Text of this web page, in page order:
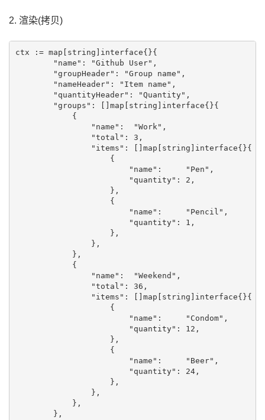
2. 渲染(拷贝)
ctx := map[string]interface{}{
        "name": "Github User",
        "groupHeader": "Group name",
        "nameHeader": "Item name",
        "quantityHeader": "Quantity",
        "groups": []map[string]interface{}{
            {
                "name":  "Work",
                "total": 3,
                "items": []map[string]interface{}{
                    {
                        "name":     "Pen",
                        "quantity": 2,
                    },
                    {
                        "name":     "Pencil",
                        "quantity": 1,
                    },
                },
            },
            {
                "name":  "Weekend",
                "total": 36,
                "items": []map[string]interface{}{
                    {
                        "name":     "Condom",
                        "quantity": 12,
                    },
                    {
                        "name":     "Beer",
                        "quantity": 24,
                    },
                },
            },
        },